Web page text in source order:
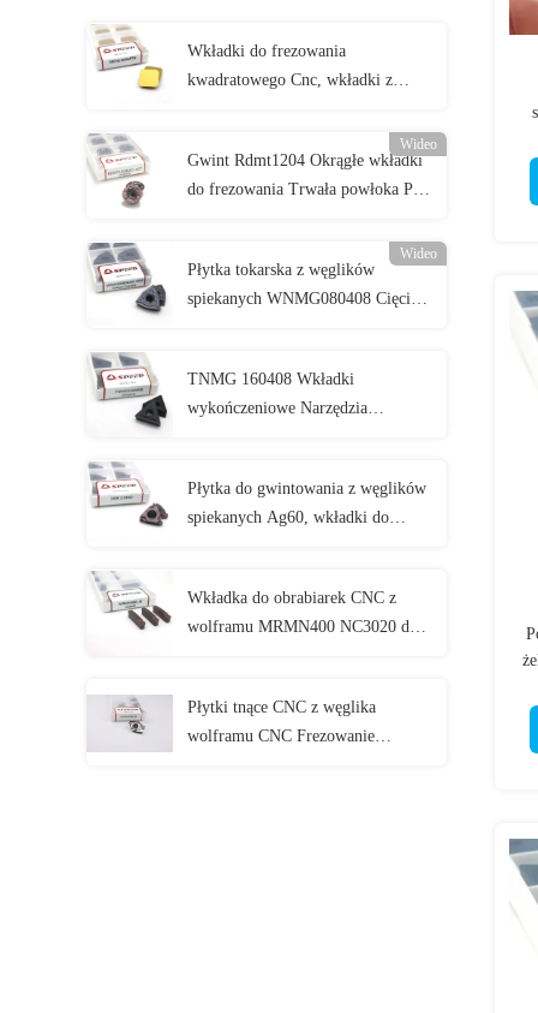
Wkładki do frezowania
kwadratowego Cnc, wkładki z
Wideo
Gwint Rdmt1204 Okrągłe wkładki
do frezowania Trwała powłoka Pvd
Wideo
Płytka tokarska z węglików
spiekanych WNMG080408 Cięcie
TNMG 160408 Wkładki
wykończeniowe Narzędzia
Cnc
Płytka do gwintowania z węglików
spiekanych Ag60, wkładki do
Wkładka do obrabiarek CNC z
wolframu MRMN400 NC3020 do
Płytki tnące CNC z węglika
wolframu CNC Frezowanie